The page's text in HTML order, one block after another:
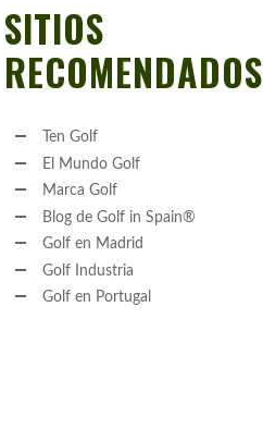
SITIOS
RECOMENDADOS
Ten Golf
El Mundo Golf
Marca Golf
Blog de Golf in Spain®
Golf en Madrid
Golf Industria
Golf en Portugal